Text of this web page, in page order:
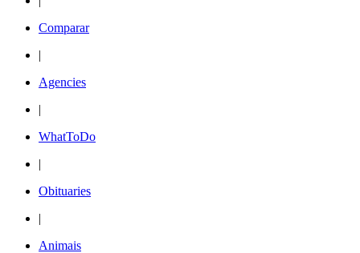
Comparar
|
Agencies
|
WhatToDo
|
Obituaries
|
Animais